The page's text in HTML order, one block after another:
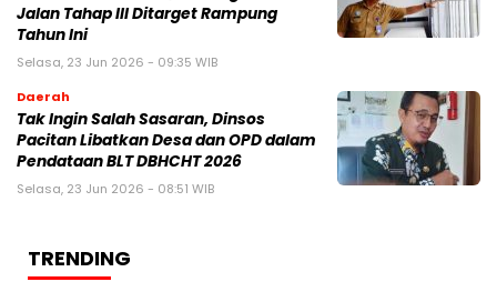
Jalan Tahap III Ditarget Rampung
Tahun Ini
Selasa, 23 Jun 2026 - 09:35 WIB
Daerah
Tak Ingin Salah Sasaran, Dinsos
Pacitan Libatkan Desa dan OPD dalam
Pendataan BLT DBHCHT 2026
Selasa, 23 Jun 2026 - 08:51 WIB
TRENDING